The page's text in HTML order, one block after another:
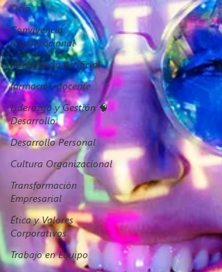
Ocio
Convivencia
organizacional
Inteligencia Artificial
formación docente
Liderazgo y Gestión 🧠
Desarrollo
Desarrollo Personal
Cultura Organizacional
Transformación
Empresarial
Ética y Valores
Corporativos
Trabajo en Equipo